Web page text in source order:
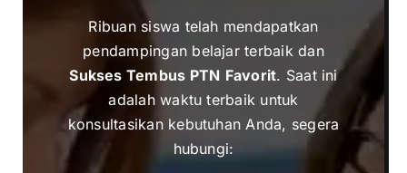
Ribuan siswa telah mendapatkan
pendampingan belajar terbaik dan
Sukses Tembus PTN Favorit. Saat ini
adalah waktu terbaik untuk
konsultasikan kebutuhan Anda, segera
hubungi: